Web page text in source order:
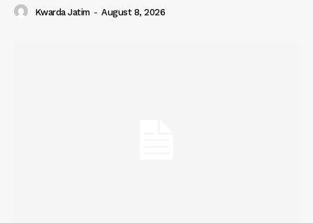
Kwarda Jatim - August 8, 2026